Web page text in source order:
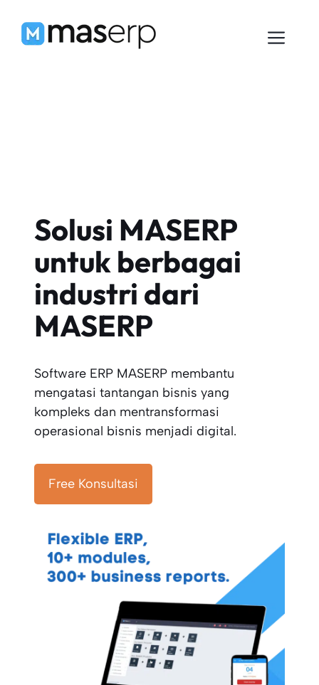
Solusi MASERP
untuk berbagai
industri dari
MASERP
Software ERP MASERP membantu
mengatasi tantangan bisnis yang
kompleks dan mentransformasi
operasional bisnis menjadi digital.
Free Konsultasi